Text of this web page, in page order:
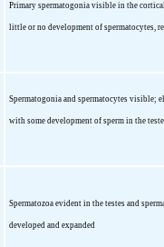
Primary spermatogonia visible in the
little or no development of spermatocytes,
Spermatogonia and spermatocytes visible;
with some development of sperm in the
Spermatozoa evident in the testes and
developed and expanded